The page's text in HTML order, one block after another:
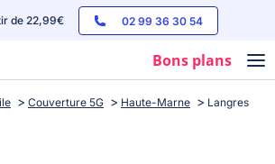
de 22,99€ 02 99 36 30 54
Bons plans
Couverture 5G Haute-Marne Langres